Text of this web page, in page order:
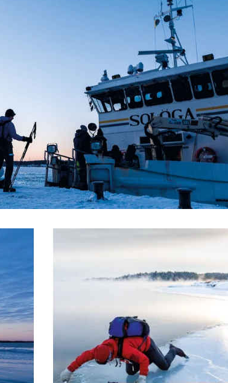
Trägt´s? Es geht um jeden Millimeter
absolute Minimum.